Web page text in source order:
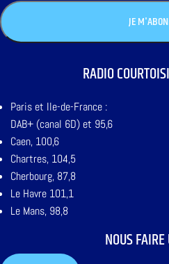
RADIO
Paris et Ile-de-France :
DAB+ (canal 6D) et 95,6
Caen, 100,6
Chartres, 104,5
Cherbourg, 87,8
Le Havre 101,1
Le Mans, 98,8
NOUS